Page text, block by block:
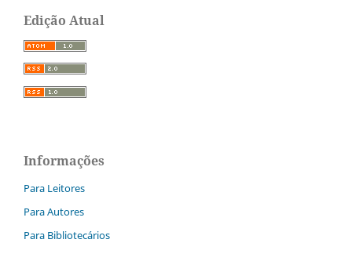
Edição Atual
Informações
Para Leitores
Para Autores
Para Bibliotecários